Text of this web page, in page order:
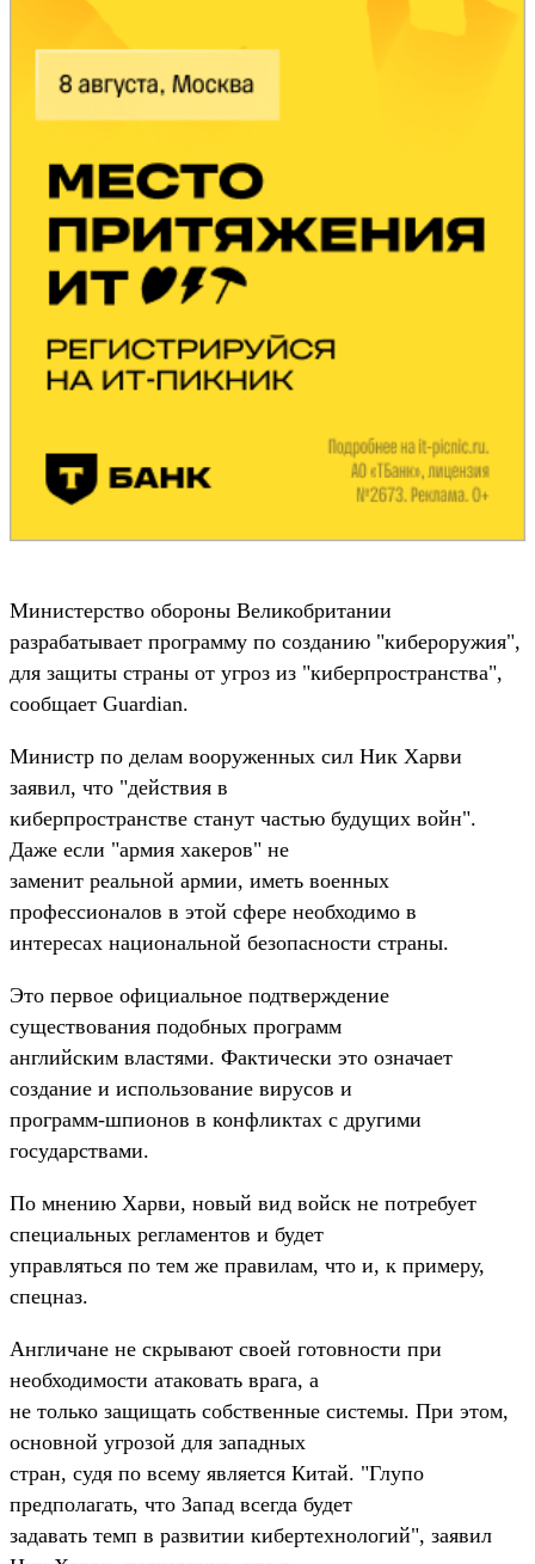
Министерство обороны Великобритании
разрабатывает программу по созданию "кибероружия",
для защиты страны от угроз из "киберпространства",
сообщает Guardian.
Министр по делам вооруженных сил Ник Харви
заявил, что "действия в
киберпространстве станут частью будущих войн".
Даже если "армия хакеров" не
заменит реальной армии, иметь военных
профессионалов в этой сфере необходимо в
интересах национальной безопасности страны.
Это первое официальное подтверждение
существования подобных программ
английским властями. Фактически это означает
создание и использование вирусов и
программ-шпионов в конфликтах с другими
государствами.
По мнению Харви, новый вид войск не потребует
специальных регламентов и будет
управляться по тем же правилам, что и, к примеру,
спецназ.
Англичане не скрывают своей готовности при
необходимости атаковать врага, а
не только защищать собственные системы. При этом,
основной угрозой для западных
стран, судя по всему является Китай. "Глупо
предполагать, что Запад всегда будет
задавать темп в развитии кибертехнологий", заявил